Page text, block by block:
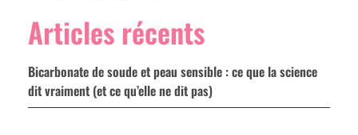
Articles récents
Bicarbonate de soude et peau sensible : ce que la science
dit vraiment (et ce qu’elle ne dit pas)